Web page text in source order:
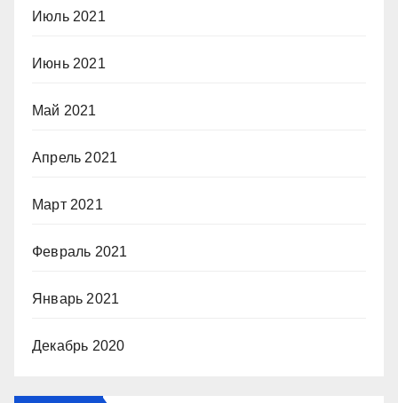
Июль 2021
Июнь 2021
Май 2021
Апрель 2021
Март 2021
Февраль 2021
Январь 2021
Декабрь 2020